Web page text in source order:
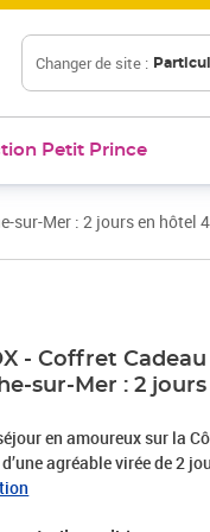
Changer de site :
Petit Prince
sur-Mer : 2 jours en hôtel
- Coffret
sur-Mer : 2
en amoureux sur la
agréable virée de 2
la vieille ville de